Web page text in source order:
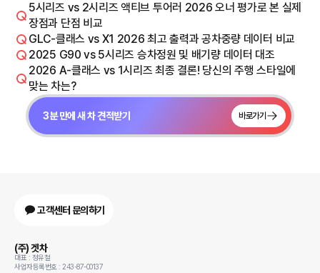
5시리즈 vs 2시리즈 액티브 투어러 2026 오너 평가로 본 실제
장점과 단점 비교
GLC-클래스 vs X1 2026 최고 출력과 공차중량 데이터 비교
2025 G90 vs 5시리즈 승차정원 및 배기량 데이터 대조
2026 A-클래스 vs 1시리즈 최종 결론! 당신의 주행 스타일에
맞는 차는?
3분 만에 새 차 견적받기 바로가기
고객센터 문의하기
(주) 겟차
대표 : 정유철
사업자등록번호 : 243-87-00137